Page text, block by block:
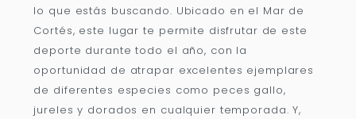
lo que estás buscando. Ubicado en el Mar de
Cortés, este lugar te permite disfrutar de este
deporte durante todo el año, con la
oportunidad de atrapar excelentes ejemplares
de diferentes especies como peces gallo,
jureles y dorados en cualquier temporada. Y,